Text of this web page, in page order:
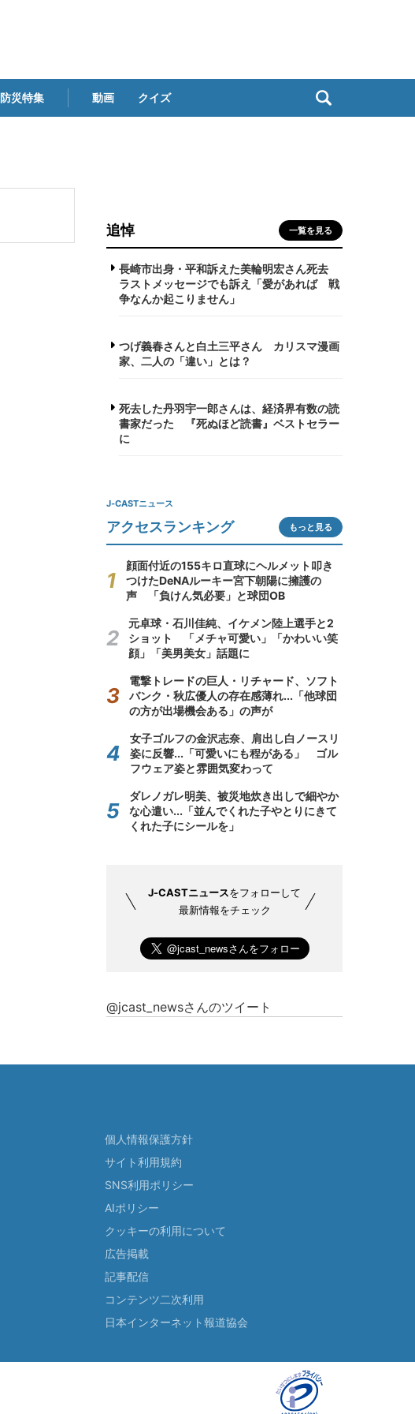
防災特集 動画 クイズ
追悼 一覧を見る
長崎市出身・平和訴えた美輪明宏さん死去
ラストメッセージでも訴え「愛があれば 戦
争なんか起こりません」
つげ義春さんと白土三平さん カリスマ漫画
家、二人の「違い」とは？
死去した丹羽宇一郎さんは、経済界有数の読
書家だった 『死ぬほど読書』ベストセラー
に
J-CASTニュース
アクセスランキング もっと見る
顔面付近の155キロ直球にヘルメット叩き
つけたDeNAルーキー宮下朝陽に擁護の
声 「負けん気必要」と球団OB
元卓球・石川佳純、イケメン陸上選手と2
ショット 「メチャ可愛い」「かわいい笑
顔」「美男美女」話題に
電撃トレードの巨人・リチャード、ソフト
バンク・秋広優人の存在感薄れ...「他球団
の方が出場機会ある」の声が
女子ゴルフの金沢志奈、肩出し白ノースリ
姿に反響...「可愛いにも程がある」 ゴル
フウェア姿と雰囲気変わって
ダレノガレ明美、被災地炊き出しで細やか
な心遣い...「並んでくれた子やとりにきて
くれた子にシールを」
J-CASTニュースをフォローして
最新情報をチェック
@jcast_newsさんのツイート
個人情報保護方針
サイト利用規約
SNS利用ポリシー
AIポリシー
クッキーの利用について
広告掲載
記事配信
コンテンツ二次利用
日本インターネット報道協会